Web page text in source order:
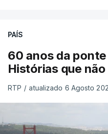
PAÍS
60 anos da
Histórias que não
RTP / atualizado 6 Agosto